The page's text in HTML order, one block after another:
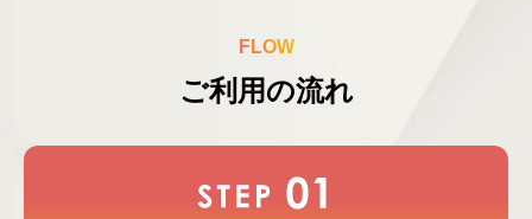
FLOW
ご利用の流れ